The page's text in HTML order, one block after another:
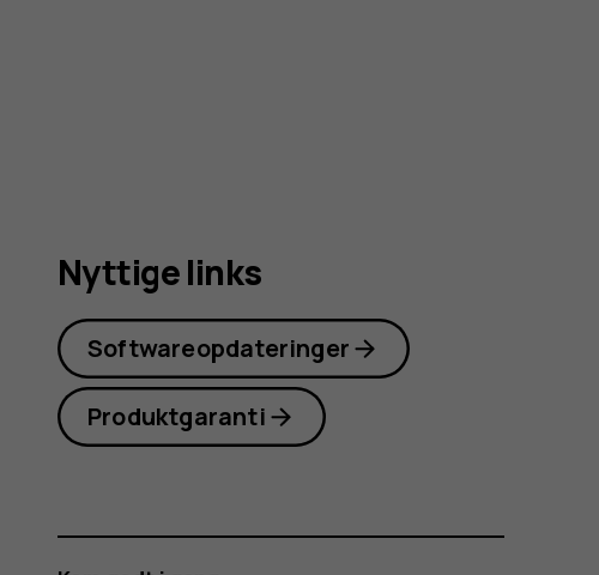
Nyttige links
Softwareopdateringer
Produktgaranti